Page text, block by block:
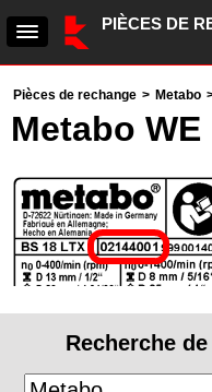
PIÈCES DE
Pièces de rechange > Metabo
Metabo WE
Recherche